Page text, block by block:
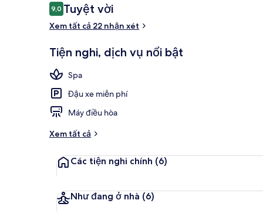
Nhận
xét
9,09,0 trên 10,
Tuyệt vời
Xem tất cả 22 nhận xét
Tiện nghi, dịch vụ nổi bật
Spa
Đậu xe miễn phí
Máy điều hòa
Xem tất cả
Các tiện nghi chính (6)
Như đang ở nhà (6)